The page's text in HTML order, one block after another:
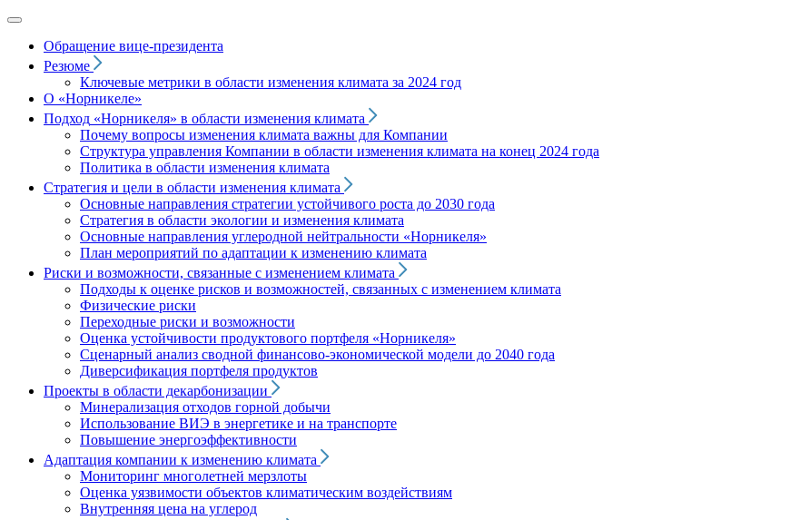
Обращение вице‑президента
Резюме
Ключевые метрики в области изменения климата за 2024 год
О «Норникеле»
Подход «Норникеля» в области изменения климата
Почему вопросы изменения климата важны для Компании
Структура управления Компании в области изменения климата на конец 2024 года
Политика в области изменения климата
Стратегия и цели в области изменения климата
Основные направления стратегии устойчивого роста до 2030 года
Стратегия в области экологии и изменения климата
Основные направления углеродной нейтральности «Норникеля»
План мероприятий по адаптации к изменению климата
Риски и возможности, связанные с изменением климата
Подходы к оценке рисков и возможностей, связанных с изменением климата
Физические риски
Переходные риски и возможности
Оценка устойчивости продуктового портфеля «Норникеля»
Сценарный анализ сводной финансово-экономической модели до 2040 года
Диверсификация портфеля продуктов
Проекты в области декарбонизации
Минерализация отходов горной добычи
Использование ВИЭ в энергетике и на транспорте
Повышение энергоэффективности
Адаптация компании к изменению климата
Мониторинг многолетней мерзлоты
Оценка уязвимости объектов климатическим воздействиям
Внутренняя цена на углерод